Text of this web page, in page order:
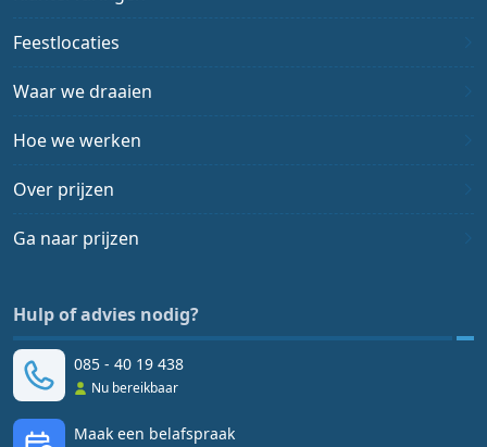
Feestlocaties
Waar we draaien
Hoe we werken
Over prijzen
Ga naar prijzen
Hulp of advies nodig?
085 - 40 19 438
Nu bereikbaar
Maak een belafspraak